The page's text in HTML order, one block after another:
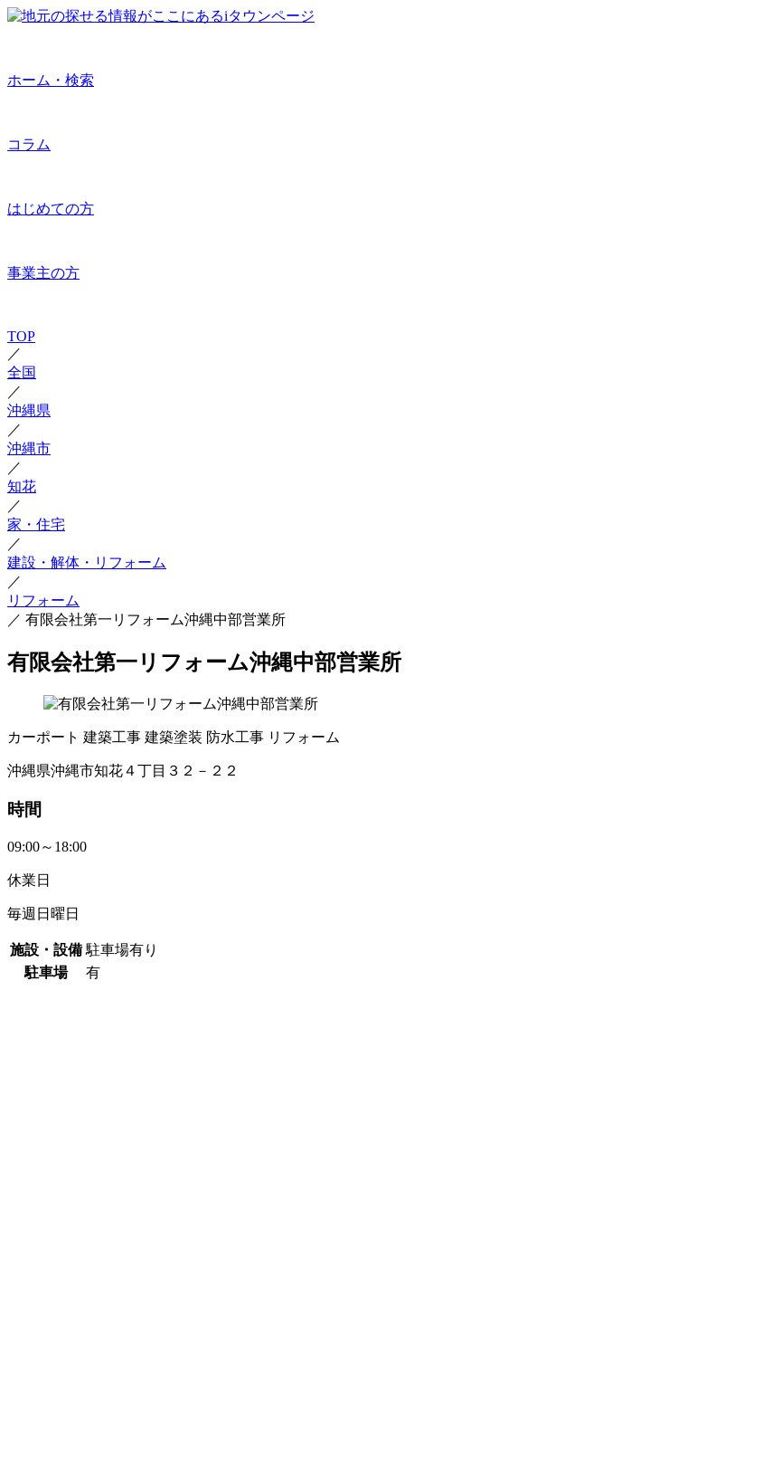
ホーム・検索
コラム
はじめての方
事業主の方
TOP
／
全国
／
沖縄県
／
沖縄市
／
知花
／
家・住宅
／
建設・解体・リフォーム
／
リフォーム
／ 有限会社第一リフォーム沖縄中部営業所
有限会社第一リフォーム沖縄中部営業所
カーポート 建築工事 建築塗装 防水工事 リフォーム
沖縄県沖縄市知花４丁目３２－２２
時間
09:00～18:00
休業日
毎週日曜日
施設・設備 駐車場有り
駐車場
有